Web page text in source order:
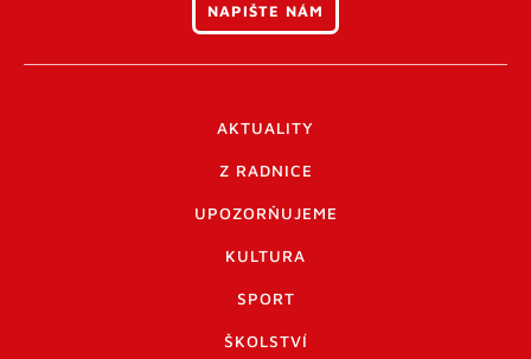
NAPIŠTE NÁM
AKTUALITY
Z RADNICE
UPOZORŇUJEME
KULTURA
SPORT
ŠKOLSTVÍ